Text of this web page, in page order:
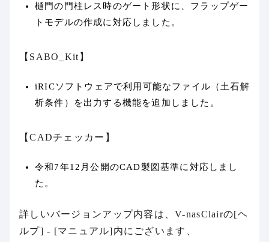
樋門の門柱レス時のゲート形状に、フラップゲー
トモデルの作成に対応しました。
【SABO_Kit】
iRICソフトウェアで利用可能なファイル（土石解
析条件）を出力する機能を追加しました。
【CADチェッカー】
令和7年12月公開のCAD製図基準に対応しまし
た。
詳しいバージョンアップ内容は、V-nasClairの[ヘ
ルプ] - [マニュアル]内にございます、